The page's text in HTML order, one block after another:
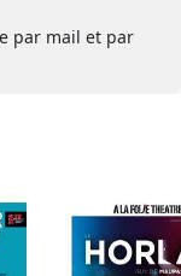
par mail et par